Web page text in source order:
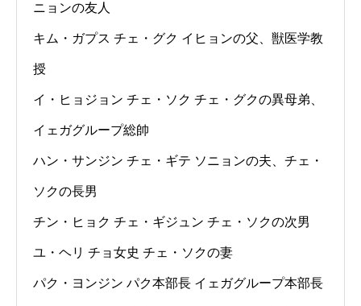
ニョンの友人
キム・ガプス チェ・グク イヒョンの父、獣医学教
授
イ・ヒョジョン チェ・ソク チェ・グクの異母弟、
イェガグループ総帥
ハン・サンジン チェ・ギテ ソニョンの夫、チェ・
ソクの長男
チン・ヒョク チェ・ギジュン チェ・ソクの次男
ユ・ヘリ チョ女史 チェ・ソクの妻
パク・ヨンジン パク本部長 イェガグループ本部長